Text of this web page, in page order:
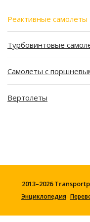
Реактивные самолеты
Турбовинтовые
Самолеты с
Вертолеты
2013–2026
Энциклопедия